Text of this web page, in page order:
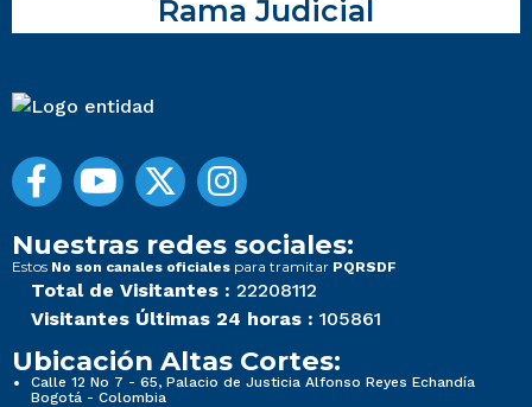
Rama Judicial
Nuestras redes sociales:
Estos No son canales oficiales para tramitar PQRSDF
Total de Visitantes : 22208112
Visitantes Últimas 24 horas : 105861
Ubicación Altas Cortes:
Calle 12 No 7 - 65, Palacio de Justicia Alfonso Reyes Echandía
Bogotá - Colombia